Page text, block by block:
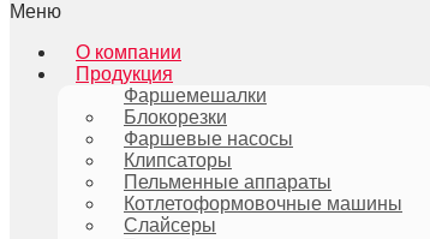
Меню
О компании
Продукция
Фаршемешалки
Блокорезки
Фаршевые насосы
Клипсаторы
Пельменные аппараты
Котлетоформовочные машины
Слайсеры